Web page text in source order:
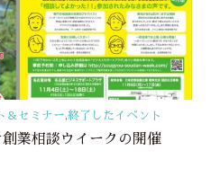
＆セミナー,終了したイベント
業相談ウイークの開催